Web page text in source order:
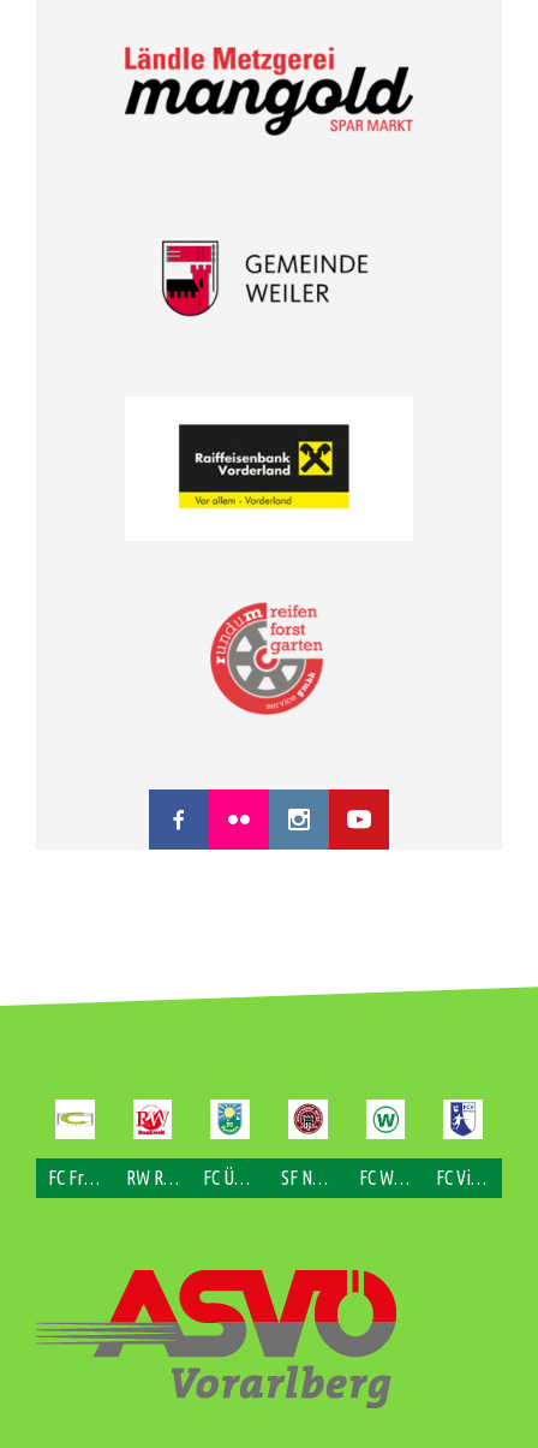
FC Fraxern RW Rankweil FC Übersaxen SF Nofels FC Weiler FC Viktorsberg